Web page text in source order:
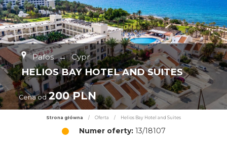
Pafos → Cypr
HELIOS BAY HOTEL AND SUITES
Cena od 200 PLN
Strona główna / Oferta / Helios Bay Hotel and Suites
Numer oferty:13/18107